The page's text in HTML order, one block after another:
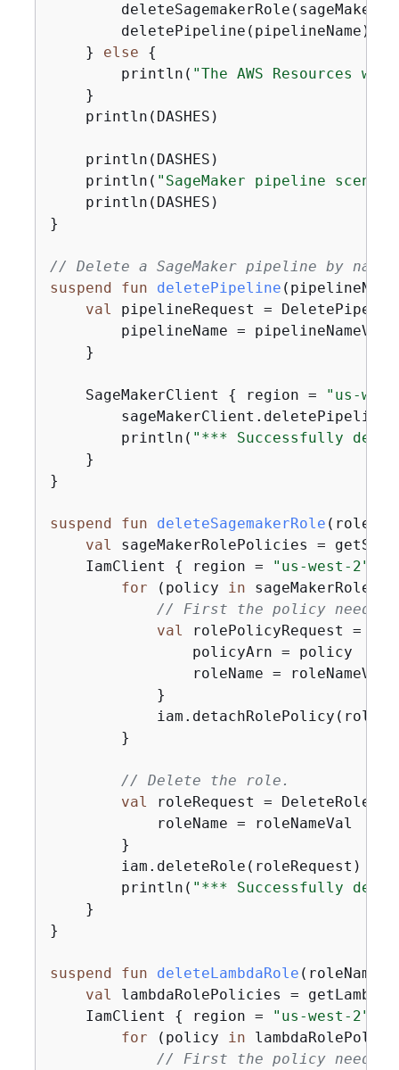
        deletePipeline(pipelineName)
    }
else
{
        println(
"The AWS Resources
    }
    println(DASHES)
    println(DASHES)
    println(
"SageMaker pipeline
    println(DASHES)
}
// Delete a SageMaker pipeline by name.
suspend
fun deletePipeline
val
pipelineRequest =
        pipelineName = pipelineNameVal
    }
    SageMakerClient
{ region =
"us-
        println(
"*** Successfully
    }
}
suspend fun deleteSagemakerRole
val
sageMakerRolePolicies =
    IamClient
{ region = "us-west-2"
for (policy in
// First the policy needs
val
rolePolicyRequest =
                policyArn = policy
                roleName = roleNameVal
            }
        }
// Delete the role.
val
roleRequest =
            roleName = roleNameVal
        }
        iam.deleteRole(roleRequest)
        println(
"*** Successfully
    }
}
suspend fun deleteLambdaRole
val
lambdaRolePolicies =
    IamClient
{ region = "us-west-2"
for (policy in
// First the policy needs